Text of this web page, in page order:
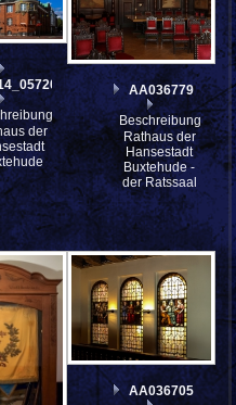
der
AA036779
Beschreibung:
Rathaus der
Hansestadt
Buxtehude -
der Ratssaal
AA036705